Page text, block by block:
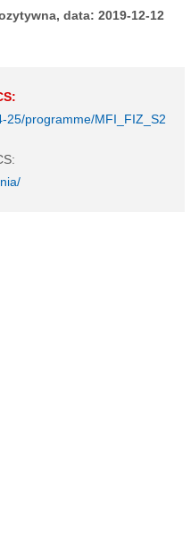
data: 2019-12-12
25/programme/MFI_FIZ_S2